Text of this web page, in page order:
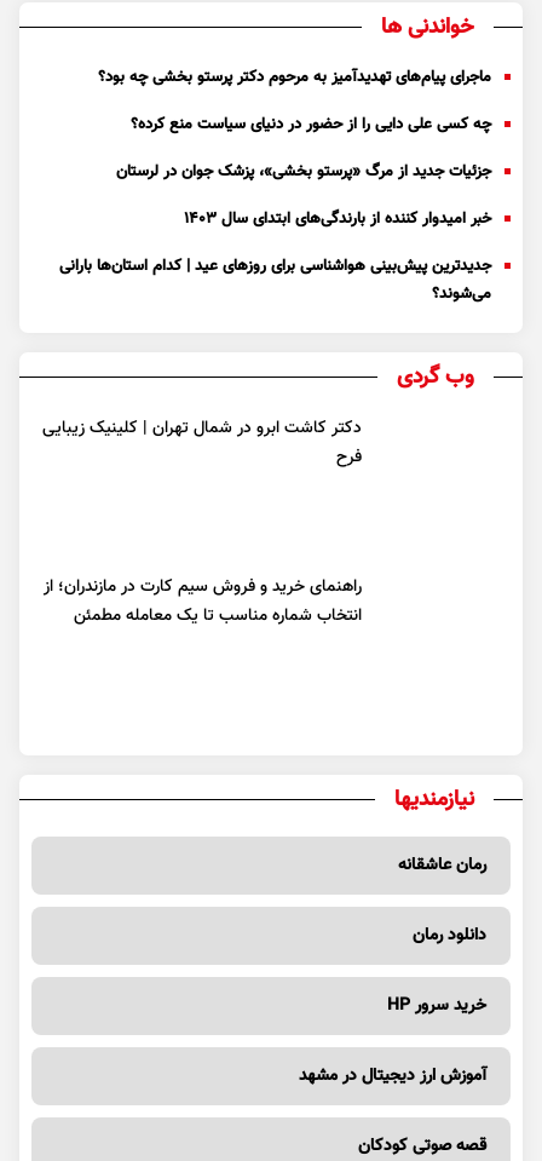
خواندنی ها
ماجرای پیام‌های تهدیدآمیز به مرحوم دکتر پرستو بخشی چه بود؟
چه کسی علی دایی را از حضور در دنیای سیاست منع کرده؟
جزئیات جدید از مرگ «پرستو بخشی»، پزشک جوان در لرستان
خبر امیدوار کننده از بارندگی‌های ابتدای سال ۱۴۰۳
جدیدترین پیش‌بینی هواشناسی برای روزهای عید | کدام استان‌ها بارانی
می‌شوند؟
وب گردی
دکتر کاشت ابرو در شمال تهران | کلینیک زیبایی
فرح
راهنمای خرید و فروش سیم کارت در مازندران؛ از
انتخاب شماره مناسب تا یک معامله مطمئن
نیازمندیها
رمان عاشقانه
دانلود رمان
خرید سرور HP
آموزش ارز دیجیتال در مشهد
قصه صوتی کودکان